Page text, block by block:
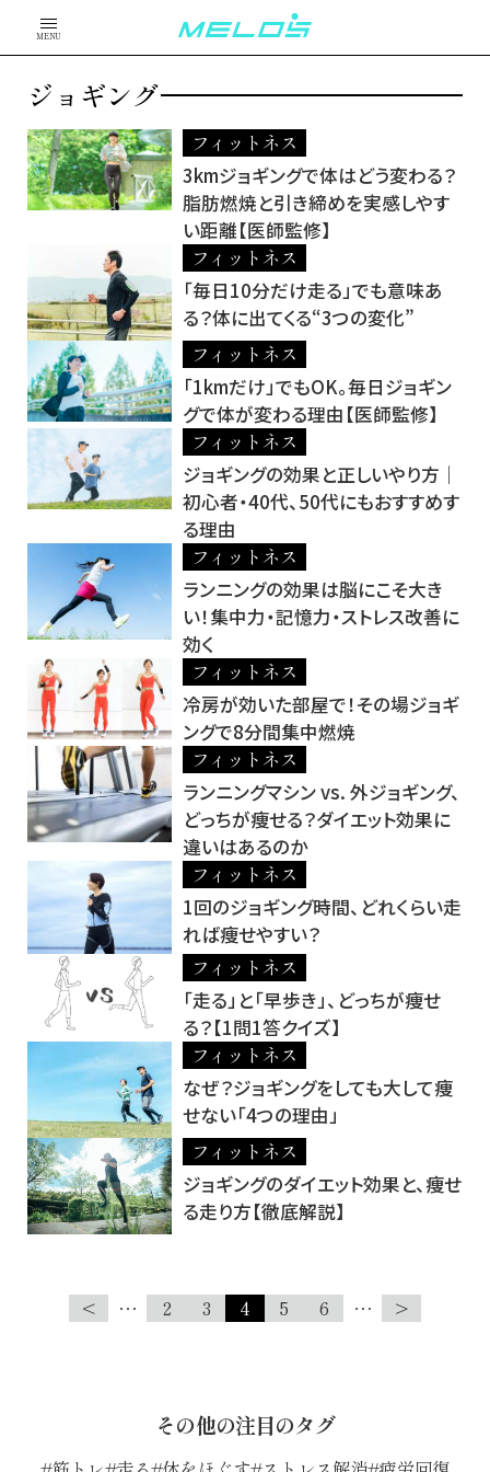
MENU
ジョギング
フィットネス
3kmジョギングで体はどう変わる？
脂肪燃焼と引き締めを実感しやす
い距離【医師監修】
フィットネス
「毎日10分だけ走る」でも意味あ
る？体に出てくる“3つの変化”
フィットネス
「1kmだけ」でもOK。毎日ジョギン
グで体が変わる理由【医師監修】
フィットネス
ジョギングの効果と正しいやり方｜
初心者・40代、50代にもおすすめす
る理由
フィットネス
ランニングの効果は脳にこそ大き
い！集中力・記憶力・ストレス改善に
効く
フィットネス
冷房が効いた部屋で！その場ジョギ
ングで8分間集中燃焼
フィットネス
ランニングマシン vs. 外ジョギング、
どっちが痩せる？ダイエット効果に
違いはあるのか
フィットネス
1回のジョギング時間、どれくらい走
れば痩せやすい？
フィットネス
「走る」と「早歩き」、どっちが痩せ
る？【1問1答クイズ】
フィットネス
なぜ？ジョギングをしても大して痩
せない「4つの理由」
フィットネス
ジョギングのダイエット効果と、痩せ
る走り方【徹底解説】
< … 2 3 4 5 6 … >
その他の注目のタグ